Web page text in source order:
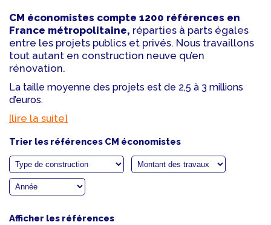
CM économistes compte 1200 références en
France métropolitaine, réparties à parts égales
entre les projets publics et privés. Nous travaillons
tout autant en construction neuve qu’en
rénovation.
La taille moyenne des projets est de 2,5 à 3 millions
d’euros.
[lire la suite]
Trier les références CM économistes
Afficher les références